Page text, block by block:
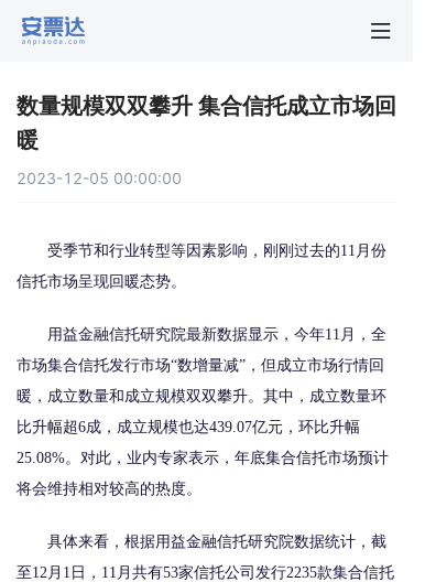
数量规模双双攀升 集合信托成立市场回
暖
2023-12-05 00:00:00
受季节和行业转型等因素影响，刚刚过去的11月份
信托市场呈现回暖态势。
用益金融信托研究院最新数据显示，今年11月，全
市场集合信托发行市场“数增量减”，但成立市场行情回
暖，成立数量和成立规模双双攀升。其中，成立数量环
比升幅超6成，成立规模也达439.07亿元，环比升幅
25.08%。对此，业内专家表示，年底集合信托市场预计
将会维持相对较高的热度。
具体来看，根据用益金融信托研究院数据统计，截
至12月1日，11月共有53家信托公司发行2235款集合信托